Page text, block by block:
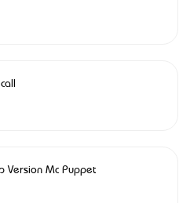
Version Mc Puppet